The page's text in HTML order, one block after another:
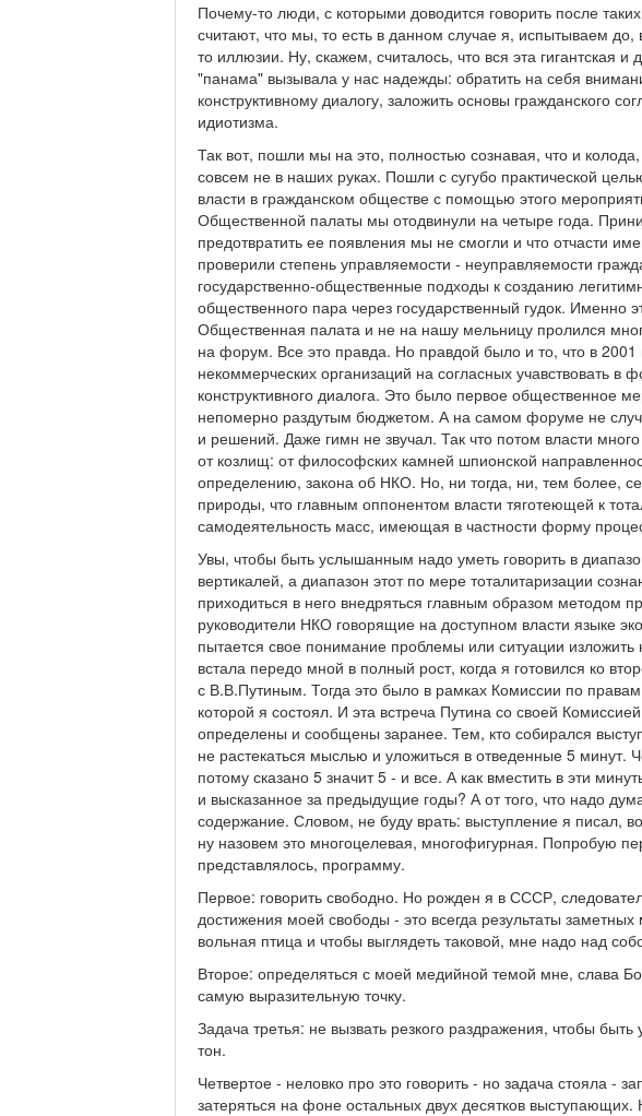
Почему-то люди, с которыми доводится говорить после
считают, что мы, то есть в данном случае я, испытываем до,
то иллюзии. Ну, скажем, считалось, что вся эта гигантская
"панама" вызывала у нас надежды: обратить на себя
конструктивному диалогу, заложить основы гражданского
идиотизма.
Так вот, пошли мы на это, полностью сознавая, что и
совсем не в наших руках. Пошли с сугубо практической
власти в гражданском обществе с помощью этого
Общественной палаты мы отодвинули на четыре года.
предотвратить ее появления мы не смогли и что отчасти
проверили степень управляемости - неуправляемости
государственно-общественные подходы к созданию
общественного пара через государственный гудок. Именно
Общественная палата и не на нашу мельницу пролился
на форум. Все это правда. Но правдой было и то, что в
некоммерческих организаций на согласных учавствовать в
конструктивного диалога. Это было первое общественное
непомерно раздутым бюджетом. А на самом форуме не
и решений. Даже гимн не звучал. Так что потом власти
от козлищ: от философских камней шпионской
определению, закона об НКО. Но, ни тогда, ни, тем более,
природы, что главным оппонентом власти тяготеющей к
самодеятельность масс, имеющая в частности форму
Увы, чтобы быть услышанным надо уметь говорить в
вертикалей, а диапазон этот по мере тоталитаризации
приходиться в него внедряться главным образом методом
руководители НКО говорящие на доступном власти языке
пытается свое понимание проблемы или ситуации
встала передо мной в полный рост, когда я готовился ко
с В.В.Путиным. Тогда это было в рамках Комиссии по
которой я состоял. И эта встреча Путина со своей
определены и сообщены заранее. Тем, кто собирался
не растекаться мыслью и уложиться в отведенные 5 минут.
потому сказано 5 значит 5 - и все. А как вместить в эти
и высказанное за предыдущие годы? А от того, что надо
содержание. Словом, не буду врать: выступление я писал,
ну назовем это многоцелевая, многофигурная. Попробую
представлялось, программу.
Первое: говорить свободно. Но рожден я в СССР,
достижения моей свободы - это всегда результаты
вольная птица и чтобы выглядеть таковой, мне надо над
Второе: определяться с моей медийной темой мне, слава
самую выразительную точку.
Задача третья: не вызвать резкого раздражения, чтобы
тон.
Четвертое - неловко про это говорить - но задача стояла -
затеряться на фоне остальных двух десятков